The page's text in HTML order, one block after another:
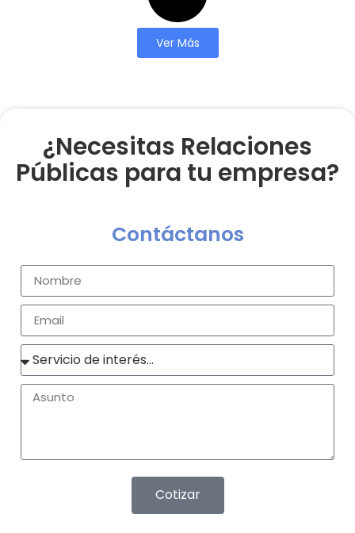
Ver Más
¿Necesitas Relaciones
Públicas para tu empresa?
Contáctanos
Cotizar